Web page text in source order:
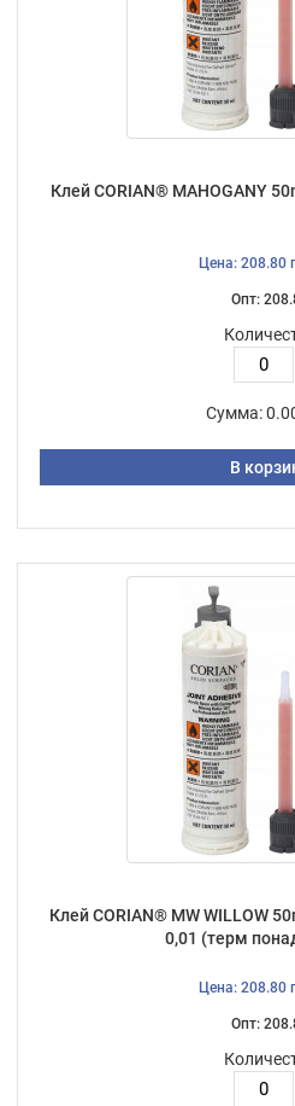
Клей CORIAN® MAHOGANY
Цена: 208.80
Опт:
Сумма:
В
Клей CORIAN® MW WILLOW
0,01 (терм
Цена: 208.80
Опт: